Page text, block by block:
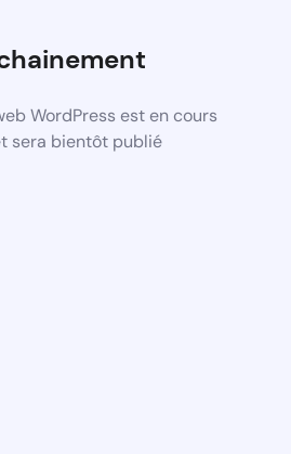
WordPress est en cours
sera bientôt publié